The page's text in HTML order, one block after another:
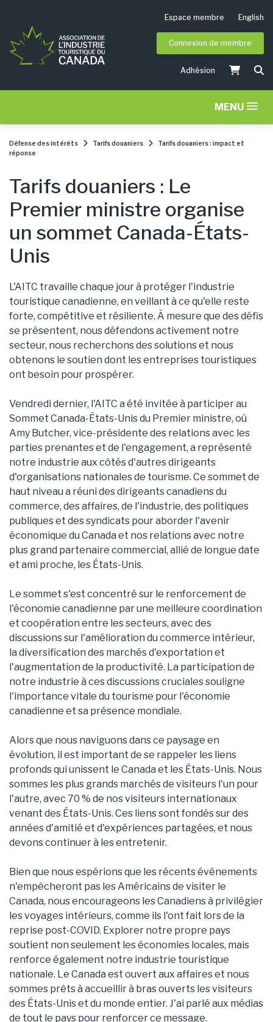
Espace membre English
Connexion de membre
Adhésion
MENU
Défense des intérêts Tarifs douaniers
Tarifs douaniers : impact et
réponse
Tarifs douaniers : Le
Premier ministre organise
un sommet Canada-États-
Unis
L'AITC travaille chaque jour à protéger l'industrie
touristique canadienne, en veillant à ce qu'elle reste
forte, compétitive et résiliente. À mesure que des défis
se présentent, nous défendons activement notre
secteur, nous recherchons des solutions et nous
obtenons le soutien dont les entreprises touristiques
ont besoin pour prospérer.
Vendredi dernier, l'AITC a été invitée à participer au
Sommet Canada-États-Unis du Premier ministre, où
Amy Butcher, vice-présidente des relations avec les
parties prenantes et de l'engagement, a représenté
notre industrie aux côtés d'autres dirigeants
d'organisations nationales de tourisme. Ce sommet de
haut niveau a réuni des dirigeants canadiens du
commerce, des affaires, de l'industrie, des politiques
publiques et des syndicats pour aborder l'avenir
économique du Canada et nos relations avec notre
plus grand partenaire commercial, allié de longue date
et ami proche, les États-Unis.
Le sommet s'est concentré sur le renforcement de
l'économie canadienne par une meilleure coordination
et coopération entre les secteurs, avec des
discussions sur l'amélioration du commerce intérieur,
la diversification des marchés d'exportation et
l'augmentation de la productivité. La participation de
notre industrie à ces discussions cruciales souligne
l'importance vitale du tourisme pour l'économie
canadienne et sa présence mondiale.
Alors que nous naviguons dans ce paysage en
évolution, il est important de se rappeler les liens
profonds qui unissent le Canada et les États-Unis. Nous
sommes les plus grands marchés de visiteurs l'un pour
l'autre, avec 70 % de nos visiteurs internationaux
venant des États-Unis. Ces liens sont fondés sur des
années d'amitié et d'expériences partagées, et nous
devons continuer à les entretenir.
Bien que nous espérions que les récents événements
n'empêcheront pas les Américains de visiter le
Canada, nous encourageons les Canadiens à privilégier
les voyages intérieurs, comme ils l'ont fait lors de la
reprise post-COVID. Explorer notre propre pays
soutient non seulement les économies locales, mais
renforce également notre industrie touristique
nationale. Le Canada est ouvert aux affaires et nous
sommes prêts à accueillir à bras ouverts les visiteurs
des États-Unis et du monde entier. J'ai parlé aux médias
de tout le pays pour renforcer ce message.